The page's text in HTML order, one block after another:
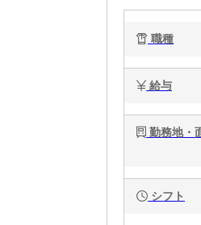
職種
給与
勤務地・
シフト